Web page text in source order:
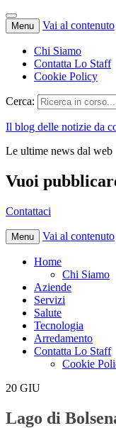
Menu Vai al contenuto
Chi Siamo
Contatta Lo Staff
Cookie Policy
Cerca:
Il blog delle notizie da
Le ultime news dal web
Vuoi
Contattaci
Menu Vai al contenuto
Home
Chi Siamo
Aziende
Servizi
Salute
Tecnologia
Arredamento
Contatta Lo Staff
Cookie
20 GIU
Lago di